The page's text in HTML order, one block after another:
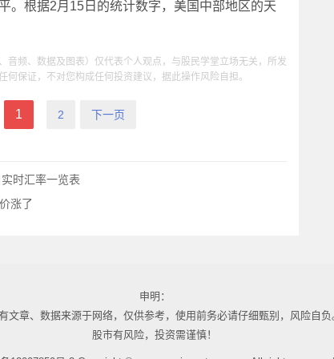
。根据2月15日的统计数字，美国中部地区的天
频、数据及图表）仅代表个人观点，与股民学堂立场无关，所发
保证，不对您构成任何投资建议，据此操作风险自担。
1 2 下一页
时汇率一览表
涨了
申明：
文章、数据来源于网络，仅供参考，使用前务必请仔细甄别，风险自负
股市有风险，投资需谨慎！